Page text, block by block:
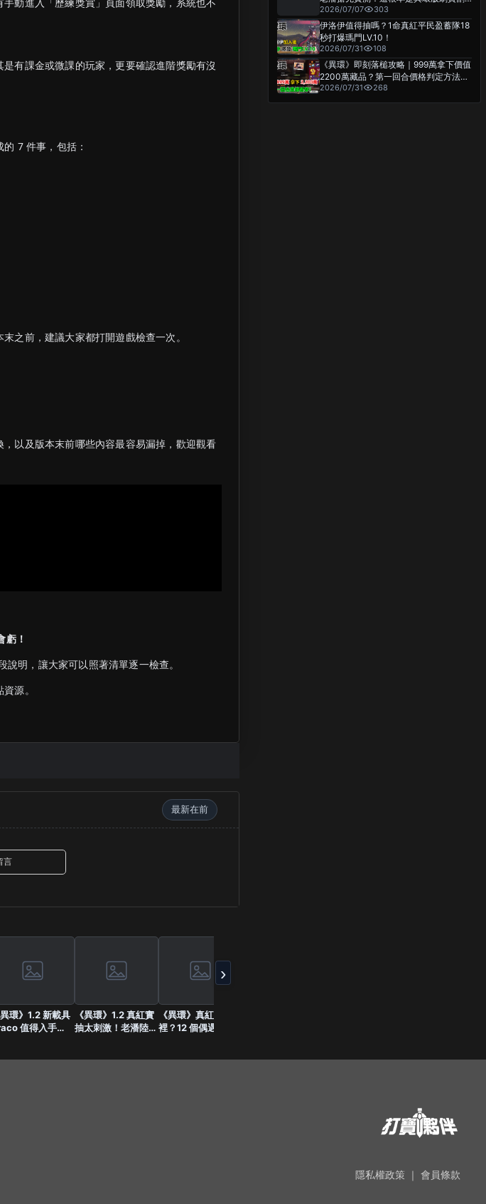
有課金或微課的玩家，更要確認進階獎勵有沒
7 件事，包括：
之前，建議大家都打開遊戲檢查一次。
以及版本末前哪些內容最容易漏掉，歡迎觀看
虧！
明，讓大家可以照著清單逐一檢查。
源。
最新在前
言
異環》1.2 新載具
值得入手
《異環》1.2 真紅實
抽太刺激！老潘陸服
《異環》真紅在哪
裡？12 個偶遇地點
›
草遊戲！
2026/07/07 303
伊洛伊值得抽嗎？1命真紅平民盈蓄隊18
秒打爆瑪門LV.10！
2026/07/31 108
《異環》即刻落槌攻略｜999萬拿下價值
2200萬藏品？第一回合價格判定方法分
享
2026/07/31 268
隱私權政策 ｜ 會員條款